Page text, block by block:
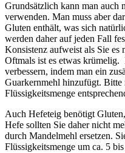
Grundsätzlich kann man auch
verwenden. Man muss aber
Gluten enthält, was sich
werden daher auf jeden Fall
Konsistenz aufweist als Sie es
Oftmals ist es etwas
verbessern, indem man ein
Guarkernmehl hinzufügt. Bitte
Flüssigkeitsmenge
Auch Hefeteig benötigt
Hefe sollten Sie daher nicht
durch Mandelmehl ersetzen.
Flüssigkeitsmenge um ca. 5